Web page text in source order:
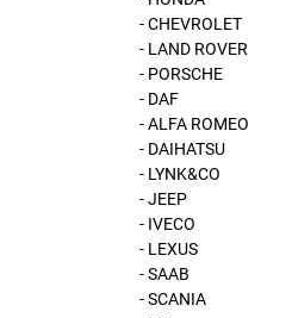
- CHEVROLET
- LAND ROVER
- PORSCHE
- DAF
- ALFA ROMEO
- DAIHATSU
- LYNK&CO
- JEEP
- IVECO
- LEXUS
- SAAB
- SCANIA